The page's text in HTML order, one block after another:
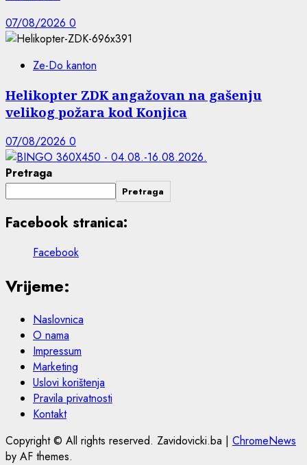
07/08/2026 0
Ze-Do kanton
Helikopter ZDK angažovan na gašenju
velikog požara kod Konjica
07/08/2026 0
Pretraga
Pretraga
Facebook stranica:
Facebook
Vrijeme:
Naslovnica
O nama
Impressum
Marketing
Uslovi korištenja
Pravila privatnosti
Kontakt
Copyright © All rights reserved. Zavidovicki.ba | ChromeNews
by AF themes.